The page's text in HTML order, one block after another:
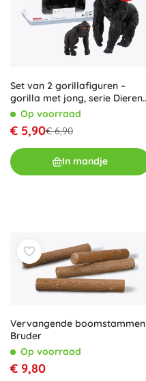
Set van 2 gorillafiguren –
gorilla met jong, serie Dieren
van de Wereld
Op voorraad
€ 5,90€ 6,90
In mandje
Vervangende boomstammen
Bruder
Op voorraad
€ 9,80